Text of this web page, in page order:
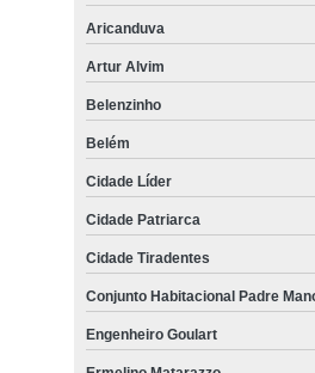
Aricanduva
Artur Alvim
Belenzinho
Belém
Cidade Líder
Cidade Patriarca
Cidade Tiradentes
Conjunto Habitacional Padre
Engenheiro Goulart